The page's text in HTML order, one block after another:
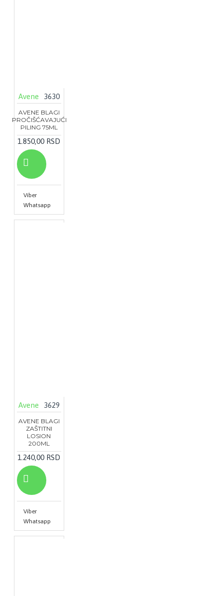
Avene 3630
AVENE BLAGI
PROČIŠĆAVAJUĆI
PILING 75ML
1.850,00 RSD
Viber
Whatsapp
Avene 3629
AVENE BLAGI
ZAŠTITNI
LOSION
200ML
1.240,00 RSD
Viber
Whatsapp